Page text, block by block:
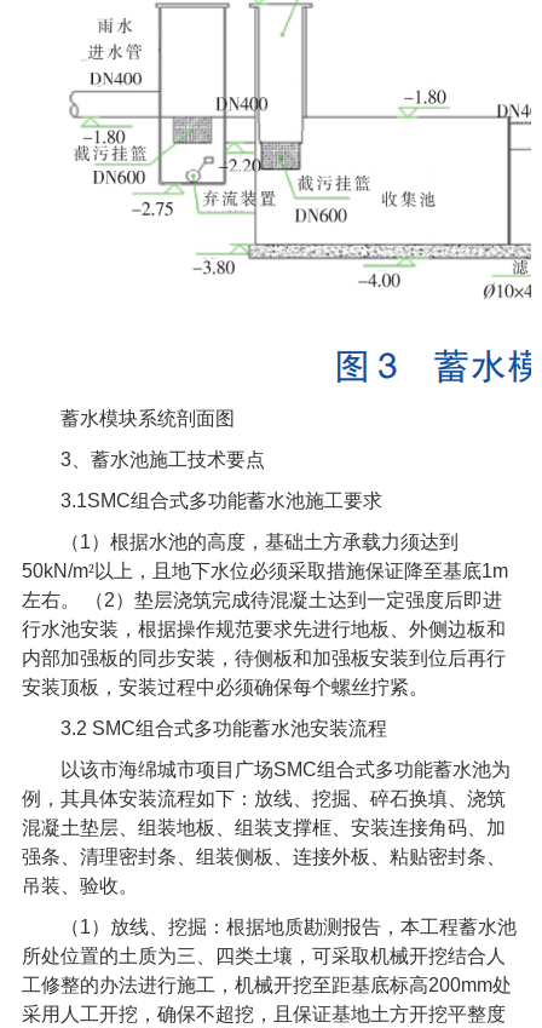
蓄水模块系统剖面图
3、蓄水池施工技术要点
3.1SMC组合式多功能蓄水池施工要求
（1）根据水池的高度，基础土方承载力须达到
50kN/m²以上，且地下水位必须采取措施保证降至基底1m
左右。
（2）垫层浇筑完成待混凝土达到一定强度后即进
行水池安装，根据操作规范要求先进行地板、外侧边板和
内部加强板的同步安装，待侧板和加强板安装到位后再行
安装顶板，安装过程中必须确保每个螺丝拧紧。
3.2 SMC组合式多功能蓄水池安装流程
以该市海绵城市项目广场SMC组合式多功能蓄水池为
例，其具体安装流程如下：放线、挖掘、碎石换填、浇筑
混凝土垫层、组装地板、组装支撑框、安装连接角码、加
强条、清理密封条、组装侧板、连接外板、粘贴密封条、
吊装、验收。
（1）放线、挖掘：根据地质勘测报告，本工程蓄水池
所处位置的土质为三、四类土壤，可采取机械开挖结合人
工修整的办法进行施工，机械开挖至距基底标高200mm处
采用人工开挖，确保不超挖，且保证基地土方开挖平整度